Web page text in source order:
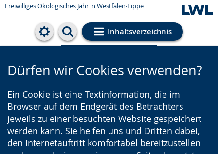
Freiwilliges Ökologisches Jahr in Westfalen-Lippe
Inhaltsverzeichnis
Cookie-Einstellungen
Dürfen wir Cookies verwenden?
Ein Cookie ist eine Textinformation, die im
Browser auf dem Endgerät des Betrachters
jeweils zu einer besuchten Website gespeichert
werden kann. Sie helfen uns und Dritten dabei,
den Internetauftritt komfortabel bereitzustellen